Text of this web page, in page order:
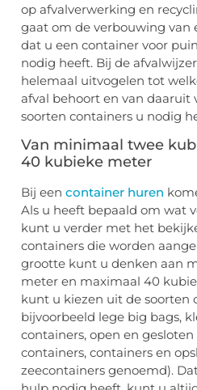
op afvalverwerking en
gaat om de verbouwing van
dat u een container voor
nodig heeft. Bij de
helemaal uitvogelen tot
afval behoort en van daaruit
soorten containers u nodig
Van minimaal twee
40 kubieke meter
Bij een container huren
Als u heeft bepaald om wat
kunt u verder met het
containers die worden
grootte kunt u denken aan
meter en maximaal 40
kunt u kiezen uit de soorten
bijvoorbeeld lege big bags,
containers, open en
containers, containers en
zeecontainers genoemd).